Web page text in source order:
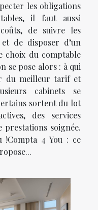
les obligations
il faut aussi
coûts, de suivre les
de disposer d’un
choix du comptable
se pose alors : à qui
du meilleur tarif et
cabinets se
sortent du lot
des services
prestations soignée.
!Compta 4 You : ce